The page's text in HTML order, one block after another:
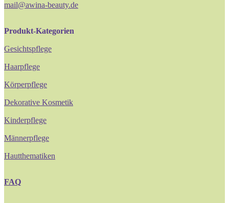
mail@awina-beauty.de
Produkt-Kategorien
Gesichtspflege
Haarpflege
Körperpflege
Dekorative Kosmetik
Kinderpflege
Männerpflege
Hautthematiken
FAQ